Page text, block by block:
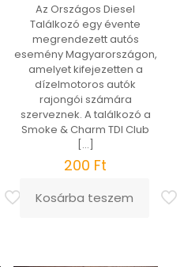
Az Országos Diesel
Találkozó egy évente
megrendezett autós
esemény Magyarországon,
amelyet kifejezetten a
dízelmotoros autók
rajongói számára
szerveznek. A találkozó a
Smoke & Charm TDI Club
[…]
200 Ft
Kosárba teszem